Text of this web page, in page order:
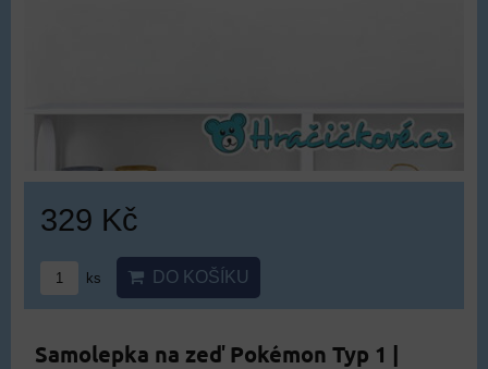
329 Kč
ks DO KOŠÍKU
Samolepka na zeď Pokémon Typ 1 |